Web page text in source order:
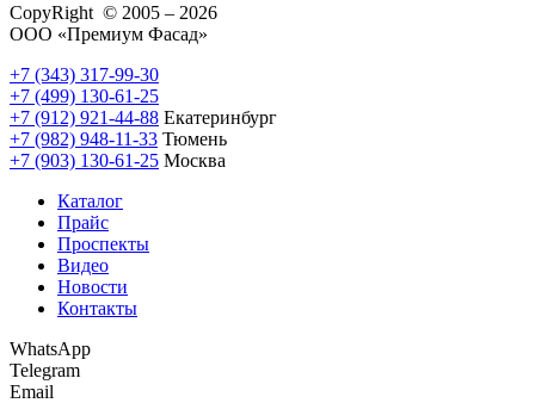
CopyRight © 2005 – 2026
ООО «Премиум Фасад»
+7 (343) 317-99-30
+7 (499) 130-61-25
+7 (912) 921-44-88 Екатеринбург
+7 (982) 948-11-33 Тюмень
+7 (903) 130-61-25 Москва
Каталог
Прайс
Проспекты
Видео
Новости
Контакты
WhatsApp
Telegram
Email